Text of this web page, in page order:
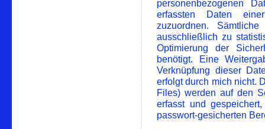
personenbezogenen
erfassten Daten
zuzuordnen.
ausschließlich zu
Optimierung der
benötigt. Eine
Verknüpfung dieser
erfolgt durch mich nicht.
Files) werden auf den
erfasst und
passwort-gesicherten